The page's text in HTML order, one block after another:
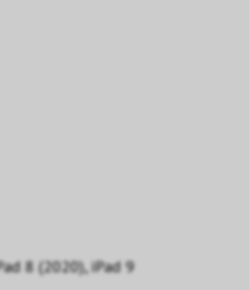
8 (2020), iPad 9